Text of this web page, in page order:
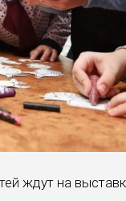
ждут на